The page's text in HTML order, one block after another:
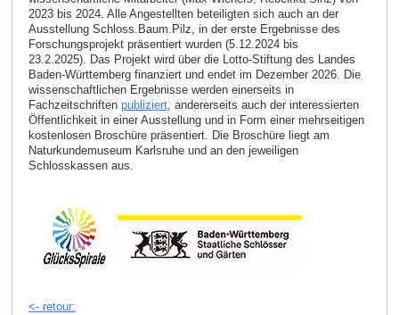
2023 bis 2024. Alle Angestellten beteiligten sich auch an der
Ausstellung Schloss.Baum.Pilz, in der erste Ergebnisse des
Forschungsprojekt präsentiert wurden (5.12.2024 bis
23.2.2025). Das Projekt wird über die Lotto-Stiftung des Landes
Baden-Württemberg finanziert und endet im Dezember 2026. Die
wissenschaftlichen Ergebnisse werden einerseits in
Fachzeitschriften publiziert, andererseits auch der interessierten
Öffentlichkeit in einer Ausstellung und in Form einer mehrseitigen
kostenlosen Broschüre präsentiert. Die Broschüre liegt am
Naturkundemuseum Karlsruhe und an den jeweiligen
Schlosskassen aus.
<- retour: